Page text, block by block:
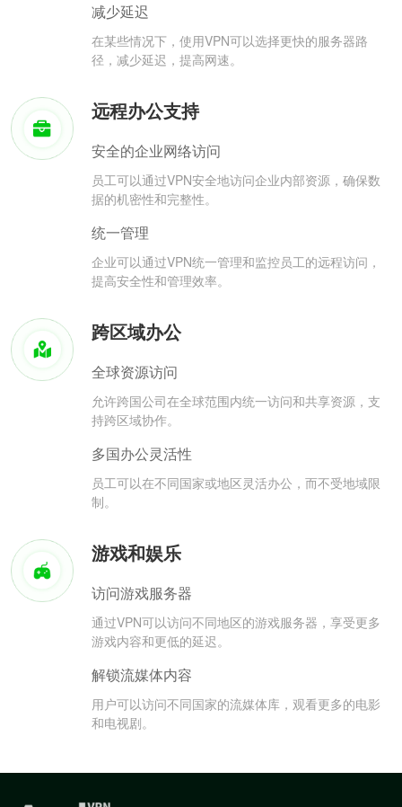
减少延迟
在某些情况下，使用VPN可以选择更快的服务器路
径，减少延迟，提高网速。
远程办公支持
安全的企业网络访问
员工可以通过VPN安全地访问企业内部资源，确保数
据的机密性和完整性。
统一管理
企业可以通过VPN统一管理和监控员工的远程访问，
提高安全性和管理效率。
跨区域办公
全球资源访问
允许跨国公司在全球范围内统一访问和共享资源，支
持跨区域协作。
多国办公灵活性
员工可以在不同国家或地区灵活办公，而不受地域限
制。
游戏和娱乐
访问游戏服务器
通过VPN可以访问不同地区的游戏服务器，享受更多
游戏内容和更低的延迟。
解锁流媒体内容
用户可以访问不同国家的流媒体库，观看更多的电影
和电视剧。